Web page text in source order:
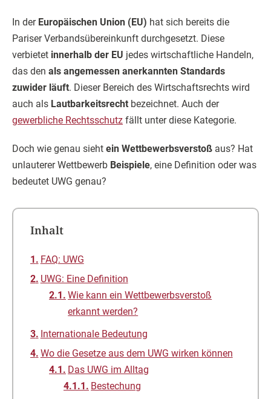
In der Europäischen Union (EU) hat sich bereits die
Pariser Verbandsübereinkunft durchgesetzt. Diese
verbietet innerhalb der EU jedes wirtschaftliche Handeln,
das den als angemessen anerkannten Standards
zuwider läuft. Dieser Bereich des Wirtschaftsrechts wird
auch als Lautbarkeitsrecht bezeichnet. Auch der
gewerbliche Rechtsschutz fällt unter diese Kategorie.
Doch wie genau sieht ein Wettbewerbsverstoß aus? Hat
unlauterer Wettbewerb Beispiele, eine Definition oder was
bedeutet UWG genau?
Inhalt
FAQ: UWG
UWG: Eine Definition
Wie kann ein Wettbewerbsverstoß
erkannt werden?
Internationale Bedeutung
Wo die Gesetze aus dem UWG wirken können
Das UWG im Alltag
Bestechung